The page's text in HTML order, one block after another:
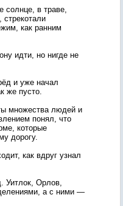
солнце, в траве,
как ранним
идти, но нигде не
и уже начал
же пусто.
множества людей и
понял, что
которые
дорогу.
как вдруг узнал
Уитлок, Орлов,
а с ними —